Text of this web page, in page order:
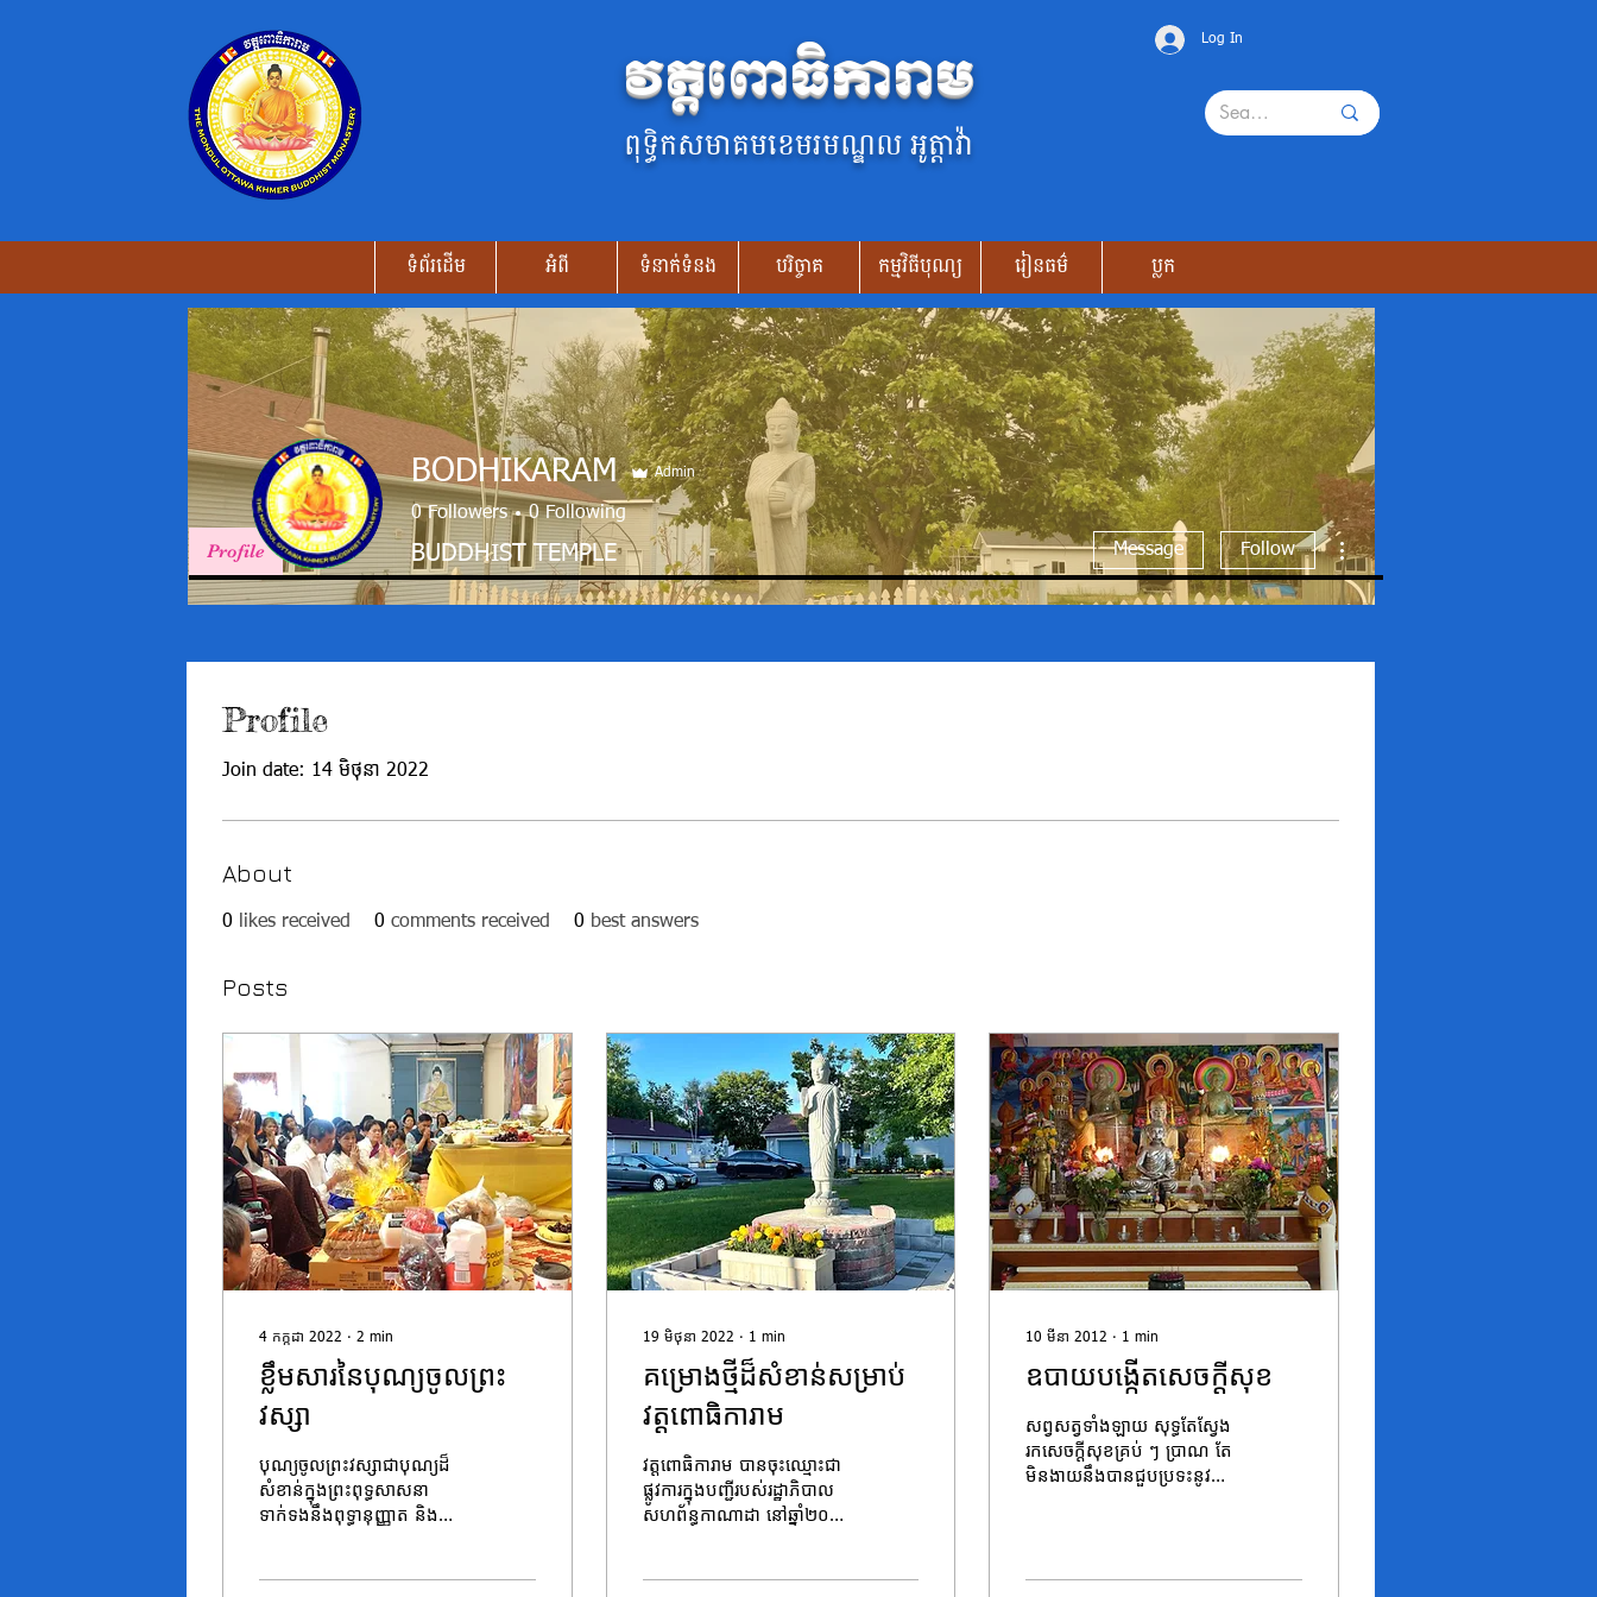
Log In
វត្តពោធិការាម
ពុទ្ធិកសមាគមខេមរមណ្ឌល អូត្តាវ៉ា
ទំព័រដើម អំពី​ ទំនាក់ទំនង បរិច្ចាគ កម្មវិធីបុណ្យ រៀនធម៌ ប្លក
BODHIKARAM Admin
0 Followers 0 Following
BUDDHIST TEMPLE Message Follow
More actions
Profile
Join date: 14 មិថុនា 2022
About
0 likes received 0 comments received 0 best answers
Posts
4 កក្កដា 2022 ∙ 2 min
ខ្លឹមសារនៃបុណ្យចូលព្រះ
វស្សា
បុណ្យចូលព្រះវស្សាជាបុណ្យដ៏
សំខាន់ក្នុងព្រះពុទ្ធសាសនា
ទាក់ទងនឹងពុទ្ធានុញ្ញាត និង
19 មិថុនា 2022 ∙ 1 min
គម្រោងថ្មីដ៏សំខាន់សម្រាប់
វត្តពោធិការាម
វត្តពោធិការាម បានចុះឈ្មោះជា
ផ្លូវការក្នុងបញ្ជីរបស់រដ្ឋាភិបាល
សហព័ន្ធកាណាដា នៅឆ្នាំ២០០៦
10 មីនា 2012 ∙ 1 min
ឧ​បាយ​បង្កើត​សេចក្តី​សុខ​
សព្វ​សត្វ​ទាំង​ឡាយ សុទ្ធ​តែ​ស្វែង​
រក​សេចក្ដី​សុខ​គ្រប់ ៗ ប្រាណ តែ​
មិន​ងាយ​នឹង​បាន​ជួប​ប្រទះ​នូវ​
Profile